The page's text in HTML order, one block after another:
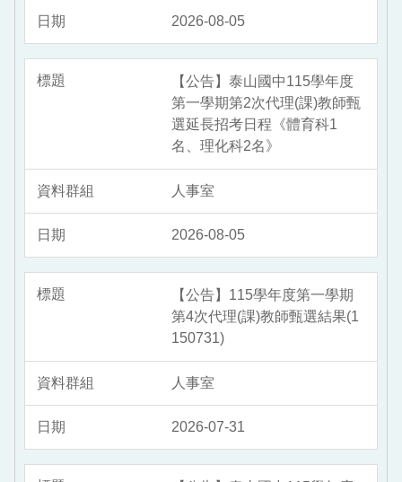
2026-08-05
【公告】泰山國中115學年度
第一學期第2次代理(課)教師甄
選延長招考日程《體育科1
名、理化科2名》
人事室
2026-08-05
【公告】115學年度第一學期
第4次代理(課)教師甄選結果(1
150731)
人事室
2026-07-31